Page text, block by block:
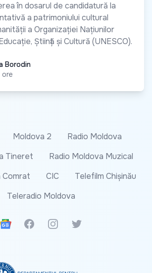
în dosarul de candidatură la
a patrimoniului cultural
a Organizației Națiunilor
Știință și Cultură (UNESCO).
Borodin
ore
Moldova 2
Radio Moldova
Tineret
Radio Moldova Muzical
Comrat
CIC
Telefilm Chișinău
Teleradio Moldova
Google News
FacebookInstagramTwitter